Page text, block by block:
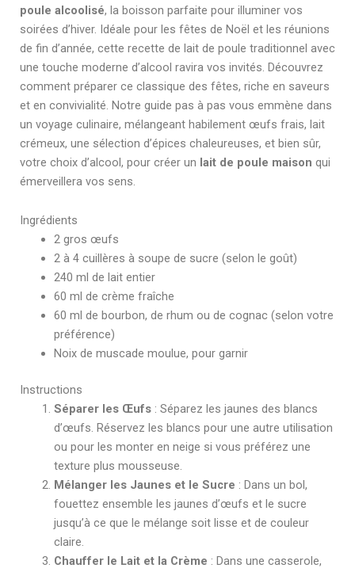
poule alcoolisé, la boisson parfaite pour illuminer vos
soirées d’hiver. Idéale pour les fêtes de Noël et les réunions
de fin d’année, cette recette de lait de poule traditionnel avec
une touche moderne d’alcool ravira vos invités. Découvrez
comment préparer ce classique des fêtes, riche en saveurs
et en convivialité. Notre guide pas à pas vous emmène dans
un voyage culinaire, mélangeant habilement œufs frais, lait
crémeux, une sélection d’épices chaleureuses, et bien sûr,
votre choix d’alcool, pour créer un lait de poule maison qui
émerveillera vos sens.
Ingrédients
2 gros œufs
2 à 4 cuillères à soupe de sucre (selon le goût)
240 ml de lait entier
60 ml de crème fraîche
60 ml de bourbon, de rhum ou de cognac (selon votre
préférence)
Noix de muscade moulue, pour garnir
Instructions
Séparer les Œufs : Séparez les jaunes des blancs
d’œufs. Réservez les blancs pour une autre utilisation
ou pour les monter en neige si vous préférez une
texture plus mousseuse.
Mélanger les Jaunes et le Sucre : Dans un bol,
fouettez ensemble les jaunes d’œufs et le sucre
jusqu’à ce que le mélange soit lisse et de couleur
claire.
Chauffer le Lait et la Crème : Dans une casserole,